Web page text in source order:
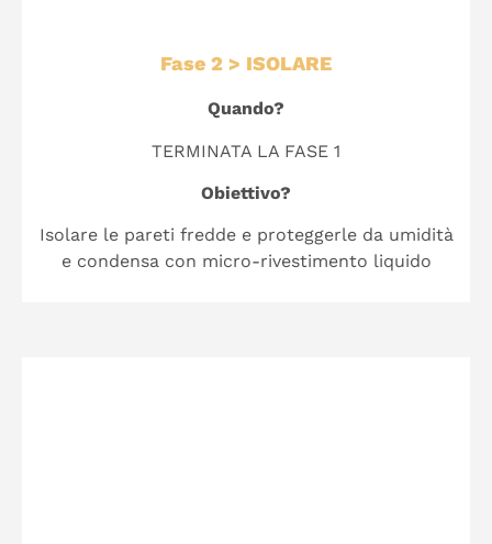
Fase 2 > ISOLARE
Quando?
TERMINATA LA FASE 1
Obiettivo?
Isolare le pareti fredde e proteggerle da umidità
e condensa con micro-rivestimento liquido